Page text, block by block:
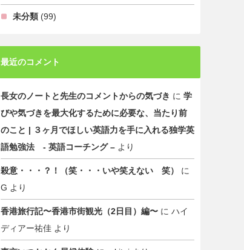
未分類 (99)
最近のコメント
長女のノートと先生のコメントからの気づき に 学
びや気づきを最大化するために必要な、当たり前
のこと | ３ヶ月でほしい英語力を手に入れる独学英
語勉強法 - 英語コーチング – より
殺意・・・？！（笑・・・いや笑えない 笑）
に
G より
香港旅行記〜香港市街観光（2日目）編〜 に ハイ
ディアー祐佳 より